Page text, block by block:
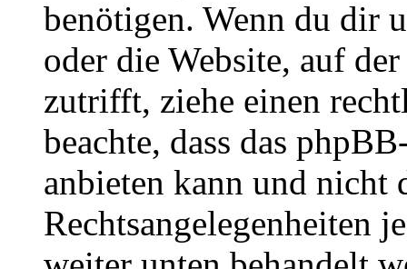
benötigen. Wenn du dir
oder die Website, auf
zutrifft, ziehe einen
beachte, dass das
anbieten kann und nicht
Rechtsangelegenheiten